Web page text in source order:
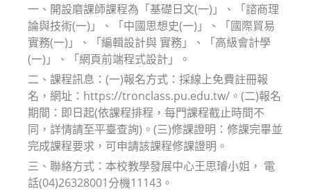
一、開設磨課師課程為「基礎日文(一)」、「諮商理
論與技術(一)」、「中國思想史(一)」、「國際貿易
實務(一)」、「編輯設計與 實務」、「高級會計學
(一)」、「網頁前端程式設計」。
二、課程訊息：(一)報名方式：採線上免費註冊報
名，網址：https://tronclass.pu.edu.tw/。(二)報名
期間：即日起(依課程排程，每門課程截止時間不
同，詳情請至平臺查詢)。(三)修課證明：修課完畢並
完成課程要求，可申請該課程修課證明。
三、聯絡方式：本校教學發展中心王思璿小姐， 電
話(04)26328001分機11143。